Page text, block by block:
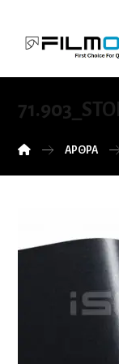
ΆΡΘΡΑ